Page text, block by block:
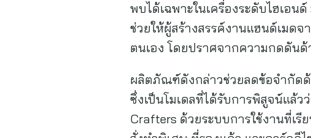
พบได้เฉพาะในเครื่องระดับไฮเอน
ช่วยให้ผู้สร้างสรรค์งานแฮนด์เมด
ตนเอง โดยปราศจากความกดดัน
ผลิตภัณฑ์ดังกล่าวช่วยลดข้อจำกัดด้
ซึ่งเป็นโมเดลที่ได้รับการพิสูจน์แล้ว
Crafters ด้วยระบบการใช้งานที่เ